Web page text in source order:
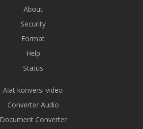
About
Security
Format
Help
Status
Alat konversi video
Converter Audio
Document Converter